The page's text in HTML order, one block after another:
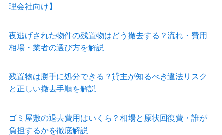
理会社向け】
夜逃げされた物件の残置物はどう撤去する？流れ・費用
相場・業者の選び方を解説
残置物は勝手に処分できる？貸主が知るべき違法リスク
と正しい撤去手順を解説
ゴミ屋敷の退去費用はいくら？相場と原状回復費・誰が
負担するかを徹底解説